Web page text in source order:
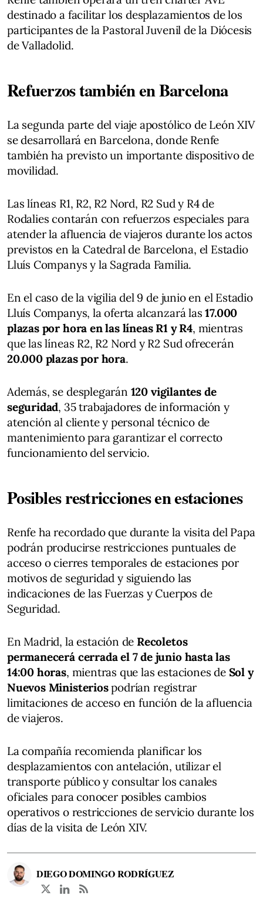
destinado a facilitar los desplazamientos de los
participantes de la Pastoral Juvenil de la Diócesis
de Valladolid.
Refuerzos también en Barcelona
La segunda parte del viaje apostólico de León XIV
se desarrollará en Barcelona, donde Renfe
también ha previsto un importante dispositivo de
movilidad.
Las líneas R1, R2, R2 Nord, R2 Sud y R4 de
Rodalies contarán con refuerzos especiales para
atender la afluencia de viajeros durante los actos
previstos en la Catedral de Barcelona, el Estadio
Lluís Companys y la Sagrada Familia.
En el caso de la vigilia del 9 de junio en el Estadio
Lluís Companys, la oferta alcanzará las17.000
plazas por hora en las líneas R1 y R4, mientras
que las líneas R2, R2 Nord y R2 Sud ofrecerán
20.000 plazas por hora.
Además, se desplegarán 120 vigilantes de
seguridad, 35 trabajadores de información y
atención al cliente y personal técnico de
mantenimiento para garantizar el correcto
funcionamiento del servicio.
Posibles restricciones en estaciones
Renfe ha recordado que durante la visita del Papa
podrán producirse restricciones puntuales de
acceso o cierres temporales de estaciones por
motivos de seguridad y siguiendo las
indicaciones de las Fuerzas y Cuerpos de
Seguridad.
En Madrid, la estación de Recoletos
permanecerá cerrada el 7 de junio hasta las
14:00 horas, mientras que las estaciones de Sol y
Nuevos Ministeriospodrían registrar
limitaciones de acceso en función de la afluencia
de viajeros.
La compañía recomienda planificar los
desplazamientos con antelación, utilizar el
transporte público y consultar los canales
oficiales para conocer posibles cambios
operativos o restricciones de servicio durante los
días de la visita de León XIV.
DIEGO DOMINGO RODRÍGUEZ